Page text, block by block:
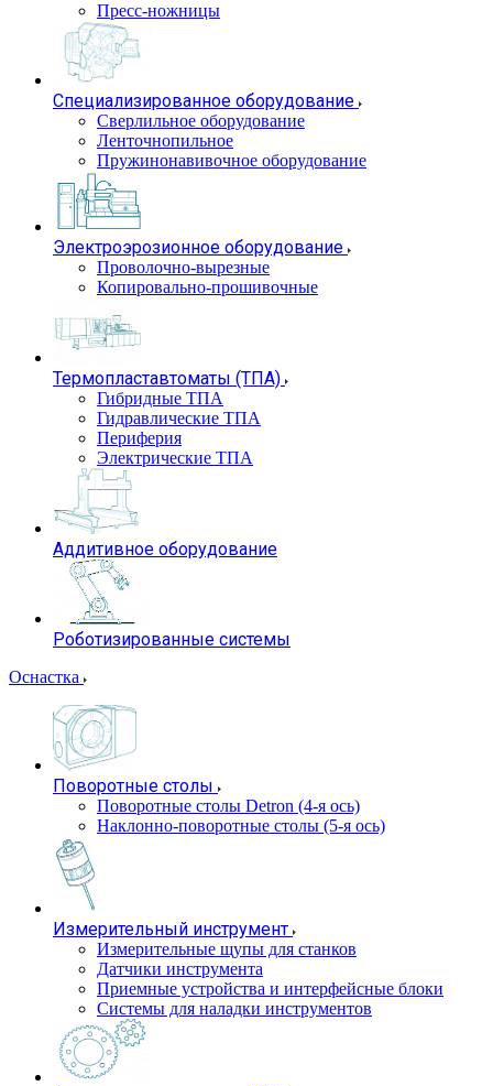
Пресс-ножницы
Специализированное оборудование
Сверлильное оборудование
Ленточнопильное
Пружинонавивочное оборудование
Электроэрозионное оборудование
Проволочно-вырезные
Копировально-прошивочные
Термопластавтоматы (ТПА)
Гибридные ТПА
Гидравлические ТПА
Периферия
Электрические ТПА
Аддитивное оборудование
Роботизированные системы
Оснастка
Поворотные столы
Поворотные столы Detron (4-я ось)
Наклонно-поворотные столы (5-я ось)
Измерительный инструмент
Измерительные щупы для станков
Датчики инструмента
Приемные устройства и интерфейсные блоки
Системы для наладки инструментов